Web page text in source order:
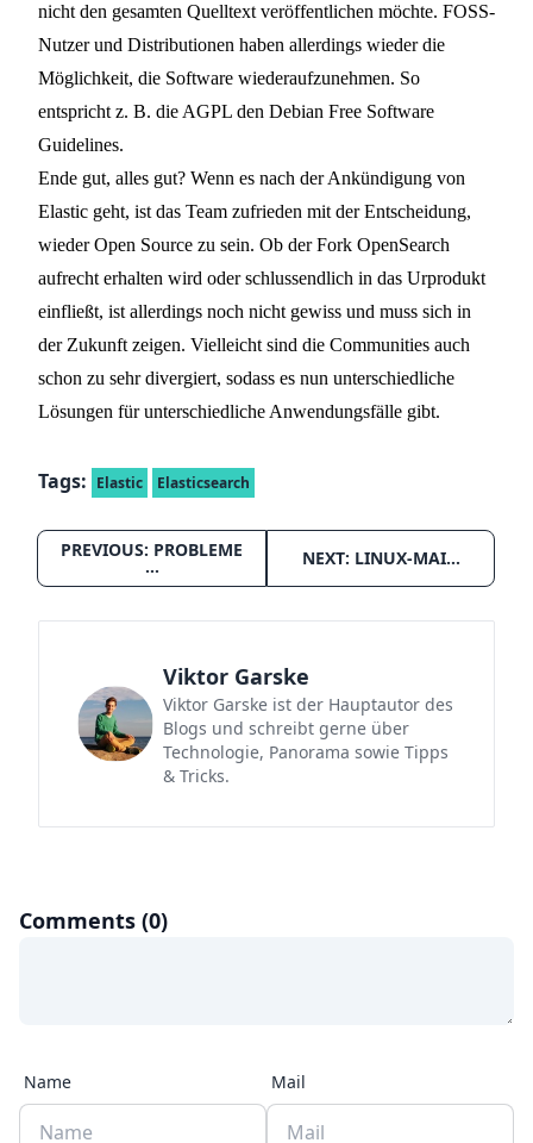
nicht den gesamten Quelltext veröffentlichen möchte. FOSS-
Nutzer und Distributionen haben allerdings wieder die
Möglichkeit, die Software wiederaufzunehmen. So
entspricht z. B. die AGPL den Debian Free Software
Guidelines.
Ende gut, alles gut? Wenn es nach der Ankündigung von
Elastic geht, ist das Team zufrieden mit der Entscheidung,
wieder Open Source zu sein. Ob der Fork OpenSearch
aufrecht erhalten wird oder schlussendlich in das Urprodukt
einfließt, ist allerdings noch nicht gewiss und muss sich in
der Zukunft zeigen. Vielleicht sind die Communities auch
schon zu sehr divergiert, sodass es nun unterschiedliche
Lösungen für unterschiedliche Anwendungsfälle gibt.
Tags: Elastic Elasticsearch
PREVIOUS: PROBLEME
… NEXT: LINUX-MAI…
Viktor Garske
Viktor Garske ist der Hauptautor des
Blogs und schreibt gerne über
Technologie, Panorama sowie Tipps
& Tricks.
Comments (0)
Name Mail